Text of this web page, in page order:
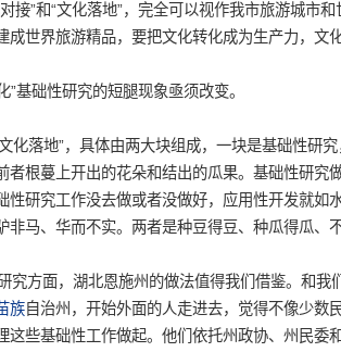
接”和“文化落地”，完全可以视作我市旅游城市
成世界旅游精品，要把文化转化成为生产力，文
”基础性研究的短腿现象亟须改变。
化落地”，具体由两大块组成，一块是基础性研
者根蔓上开出的花朵和结出的瓜果。基础性研究
性研究工作没去做或者没做好，应用性开发就如
非马、华而不实。两者是种豆得豆、种瓜得瓜、
方面，湖北恩施州的做法值得我们借鉴。和我
族自治州，开始外面的人走进去，觉得不像少数
这些基础性工作做起。他们依托州政协、州民委